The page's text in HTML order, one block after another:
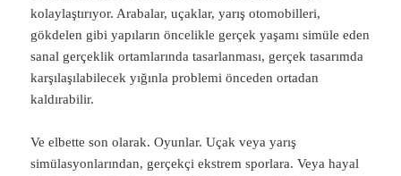
kolaylaştırıyor. Arabalar, uçaklar, yarış otomobilleri,
gökdelen gibi yapıların öncelikle gerçek yaşamı simüle eden
sanal gerçeklik ortamlarında tasarlanması, gerçek tasarımda
karşılaşılabilecek yığınla problemi önceden ortadan
kaldırabilir.
Ve elbette son olarak. Oyunlar. Uçak veya yarış
simülasyonlarından, gerçekçi ekstrem sporlara. Veya hayal